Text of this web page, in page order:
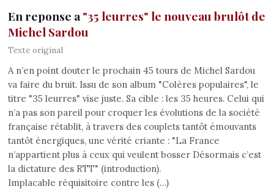
En reponse a "35 leurres" le nouveau brulôt de
Michel Sardou
Texte original
A n’en point douter le prochain 45 tours de Michel Sardou
va faire du bruit. Issu de son album "Colères populaires", le
titre "35 leurres" vise juste. Sa cible : les 35 heures. Celui qui
n’a pas son pareil pour croquer les évolutions de la société
française rétablit, à travers des couplets tantôt émouvants
tantôt énergiques, une vérité criante : "La France
n’appartient plus à ceux qui veulent bosser Désormais c’est
la dictature des RTT" (introduction).
Implacable réquisitoire contre les (…)